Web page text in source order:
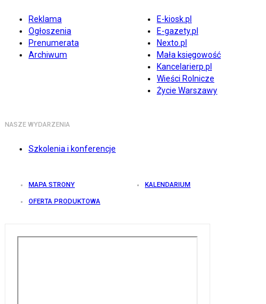
Reklama
Ogłoszenia
Prenumerata
Archiwum
E-kiosk.pl
E-gazety.pl
Nexto.pl
Mała księgowość
Kancelarierp.pl
Wieści Rolnicze
Życie Warszawy
NASZE WYDARZENIA
Szkolenia i konferencje
MAPA STRONY KALENDARIUM
OFERTA PRODUKTOWA